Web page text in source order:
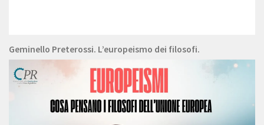
Geminello Preterossi. L’europeismo dei filosofi.